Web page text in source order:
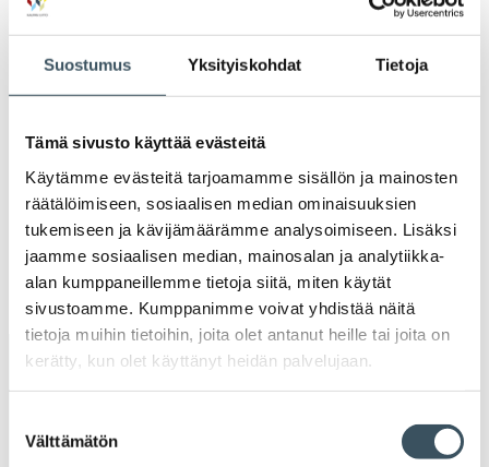
Suostumus Yksityiskohdat Tietoja
Tämä sivusto käyttää evästeitä
Käytämme evästeitä tarjoamamme sisällön ja mainosten
räätälöimiseen, sosiaalisen median ominaisuuksien
tukemiseen ja kävijämäärämme analysoimiseen. Lisäksi
jaamme sosiaalisen median, mainosalan ja analytiikka-
alan kumppaneillemme tietoja siitä, miten käytät
sivustoamme. Kumppanimme voivat yhdistää näitä
tietoja muihin tietoihin, joita olet antanut heille tai joita on
kerätty, kun olet käyttänyt heidän palvelujaan.
valinta
Välttämätön
2020
2018
2017
Avainsanat